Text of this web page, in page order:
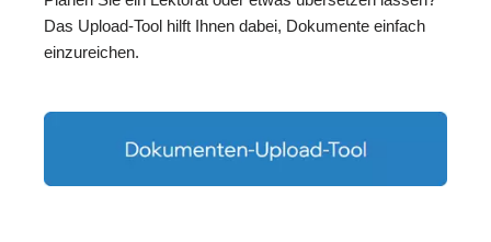
Das Upload-Tool hilft Ihnen dabei, Dokumente einfach
einzureichen.